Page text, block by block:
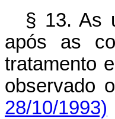
§ 13. As
após as
tratamento
observado
28/10/1993)